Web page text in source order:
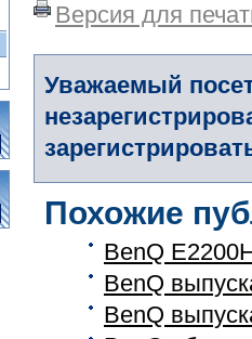
Версия для
Уважаемый
Похожие
BenQ
BenQ
BenQ